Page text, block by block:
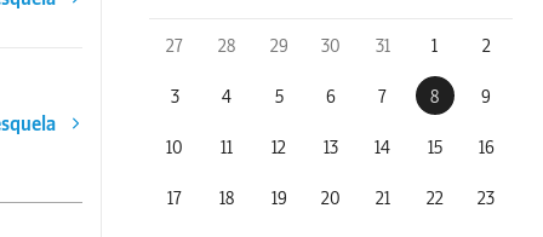
27 28 29 30 31 1 2
3 4 5 6 7 8 9
10 11 12 13 14 15 16
17 18 19 20 21 22 23